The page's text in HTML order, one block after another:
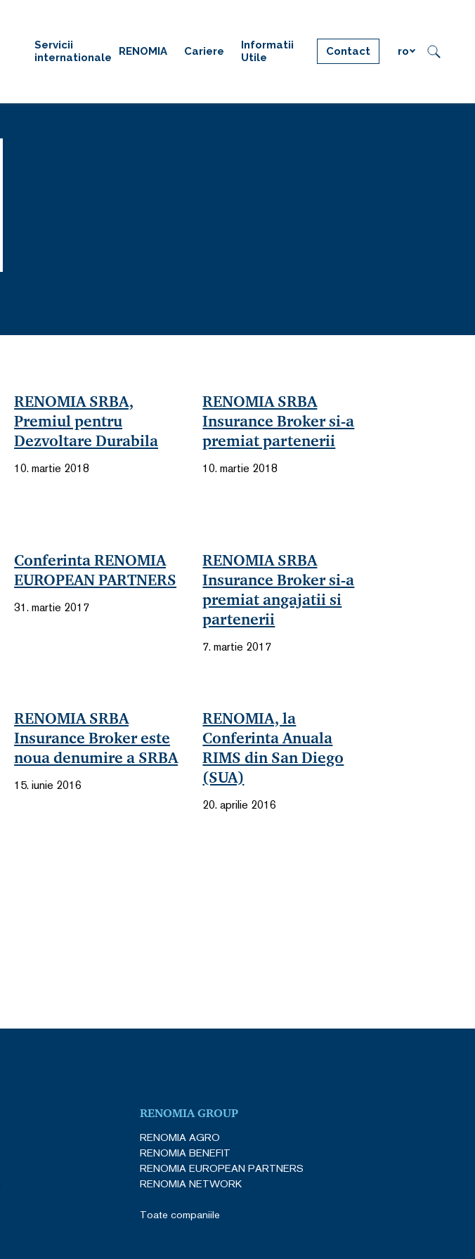
Servicii
internationale
RENOMIA Cariere
Informatii
Utile
Contact ro
RENOMIA SRBA,
Premiul pentru
Dezvoltare Durabila
10. martie 2018
RENOMIA SRBA
Insurance Broker si-a
premiat partenerii
10. martie 2018
Conferinta RENOMIA
EUROPEAN PARTNERS
31. martie 2017
RENOMIA SRBA
Insurance Broker si-a
premiat angajatii si
partenerii
7. martie 2017
RENOMIA SRBA
Insurance Broker este
noua denumire a SRBA
15. iunie 2016
RENOMIA, la
Conferinta Anuala
RIMS din San Diego
(SUA)
20. aprilie 2016
RENOMIA GROUP
RENOMIA AGRO
RENOMIA BENEFIT
RENOMIA EUROPEAN PARTNERS
RENOMIA NETWORK
Toate companiile